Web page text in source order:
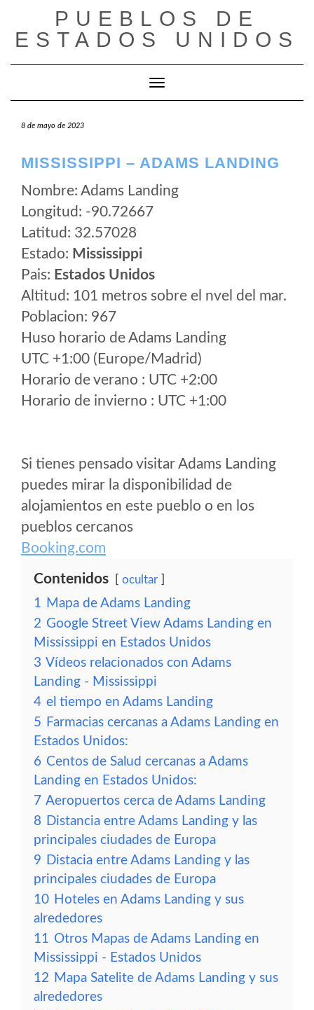
contenido
PUEBLOS DE
ESTADOS UNIDOS
Cambiar modo de navegación
8 de mayo de 2023
MISSISSIPPI – ADAMS LANDING
Nombre: Adams Landing
Longitud: -90.72667
Latitud: 32.57028
Estado: Mississippi
Pais: Estados Unidos
Altitud: 101 metros sobre el nvel del mar.
Poblacion: 967
Huso horario de Adams Landing
UTC +1:00 (Europe/Madrid)
Horario de verano : UTC +2:00
Horario de invierno : UTC +1:00
Si tienes pensado visitar Adams Landing
puedes mirar la disponibilidad de
alojamientos en este pueblo o en los
pueblos cercanos
Booking.com
Contenidos ocultar
1 Mapa de Adams Landing
2 Google Street View Adams Landing en
Mississippi en Estados Unidos
3 Vídeos relacionados con Adams
Landing - Mississippi
4 el tiempo en Adams Landing
5 Farmacias cercanas a Adams Landing en
Estados Unidos:
6 Centos de Salud cercanas a Adams
Landing en Estados Unidos:
7 Aeropuertos cerca de Adams Landing
8 Distancia entre Adams Landing y las
principales ciudades de Europa
9 Distacia entre Adams Landing y las
principales ciudades de Europa
10 Hoteles en Adams Landing y sus
alrededores
11 Otros Mapas de Adams Landing en
Mississippi - Estados Unidos
12 Mapa Satelite de Adams Landing y sus
alrededores